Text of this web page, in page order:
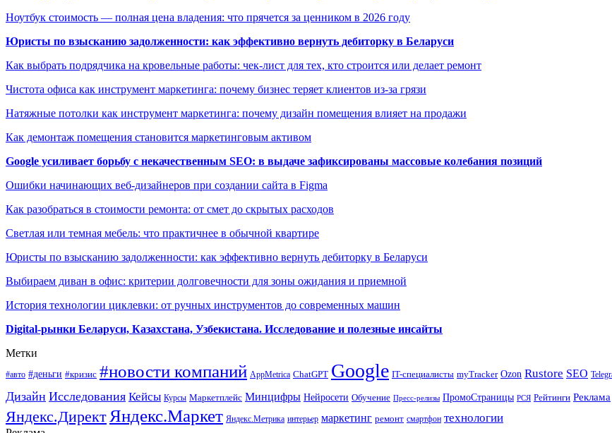
Ноутбук стоимость — полная цена владения: что прячется за ценником в 2026 году
Юристы по взысканию задолженности: как эффективно вернуть дебиторку в Беларуси
Как выбрать подрядчика на кровельные работы: чек-лист для тех, кто строится или делает ремонт
Чистота офиса как инструмент маркетинга: почему бизнес теряет клиентов из-за грязи
Натяжные потолки как инструмент маркетинга: почему дизайн помещения влияет на продажи
Как демонтаж помещения становится маркетинговым активом
Google усиливает борьбу с некачественным SEO: в выдаче зафиксированы массовые колебания позиций
Ошибки начинающих веб-дизайнеров при создании сайта в Figma
Как разобраться в стоимости ремонта: от смет до скрытых расходов
Светлая или темная мебель: что практичнее в обычной квартире
Юристы по взысканию задолженности: как эффективно вернуть дебиторку в Беларуси
Выбираем диван в офис: критерии долговечности для зоны ожидания и приемной
История технологии циклевки: от ручных инструментов до современных машин
Digital-рынки Беларуси, Казахстана, Узбекистана. Исследование и полезные инсайты
Метки
#авто #деньги #кризис #новости компаний AppMetrica ChatGPT Google IT-специалисты myTracker Ozon Rustore SEO
Дизайн Исследования Кейсы Курсы Маркетплейс Минцифры Нейросети Обучение Пресс-релизы ПромоСтраницы РСЯ Рейтинги Реклама
Яндекс.ДиректЯндекс.Маркет Яндекс.Метрика интерьер маркетинг ремонт смартфон технологии